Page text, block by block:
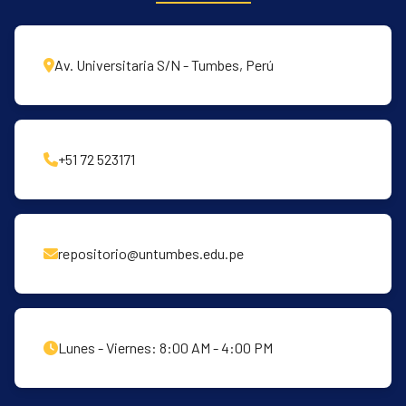
Saludable menor será el IMC de los
en la literatura académica. Las correlaciones
entre el IMC y el ISVC no evidencian relaciones
que el IMC no es un factor que determine el
carácter subjetivo y personal. Es por ello, que
desarrollar un programa que contribuya a
Av. Universitaria S/N - Tumbes, Perú
+51 72 523171
repositorio@untumbes.edu.pe
Lunes - Viernes: 8:00 AM - 4:00 PM